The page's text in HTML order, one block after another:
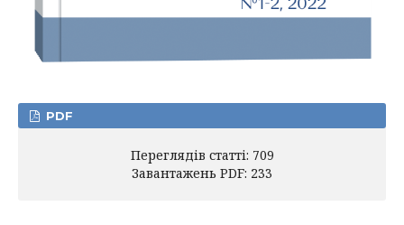
PDF
Переглядів статті: 709
Завантажень PDF: 233